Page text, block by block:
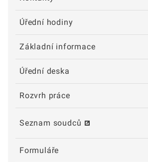
Úřední hodiny
Základní informace
Úřední deska
Rozvrh práce
Seznam soudců
Formuláře